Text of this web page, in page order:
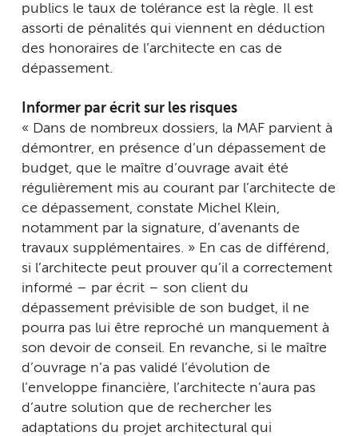
publics le taux de tolérance est la règle. Il est
assorti de pénalités qui viennent en déduction
des honoraires de l’architecte en cas de
dépassement.
Informer par écrit sur les risques
« Dans de nombreux dossiers, la MAF parvient à
démontrer, en présence d’un dépassement de
budget, que le maître d’ouvrage avait été
régulièrement mis au courant par l’architecte de
ce dépassement, constate Michel Klein,
notamment par la signature, d’avenants de
travaux supplémentaires. » En cas de différend,
si l’architecte peut prouver qu’il a correctement
informé – par écrit – son client du
dépassement prévisible de son budget, il ne
pourra pas lui être reproché un manquement à
son devoir de conseil. En revanche, si le maître
d’ouvrage n’a pas validé l’évolution de
l’enveloppe financière, l’architecte n’aura pas
d’autre solution que de rechercher les
adaptations du projet architectural qui